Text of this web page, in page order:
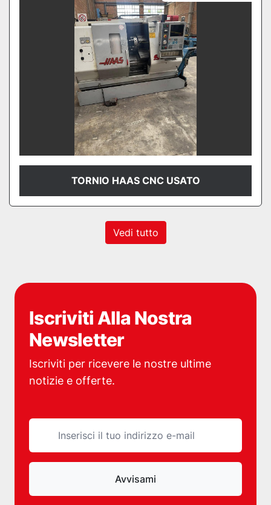
TORNIO HAAS CNC USATO
Vedi tutto
Iscriviti Alla Nostra
Newsletter
Iscriviti per ricevere le nostre ultime
notizie e offerte.
Avvisami